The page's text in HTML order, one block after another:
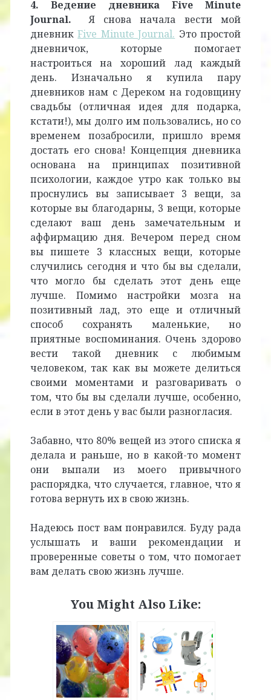
4. Ведение дневника Five Minute
Journal.Я снова
начала вести мой
дневникFive Minute Journal. Это простой
дневничок, которые помогает
настроиться на хороший лад каждый
день. Изначально я купила пару
дневников нам с Дереком на годовщину
свадьбы (отличная идея для подарка,
кстати!), мы долго им пользовались, но со
временем позабросили, пришло время
достать его снова! Концепция дневника
основана на принципах позитивной
психологии, каждое утро как только вы
проснулись вы записывает 3 вещи, за
которые вы благодарны, 3 вещи, которые
сделают ваш день замечательным и
аффирмацию дня. Вечером перед сном
вы пишете 3 классных вещи, которые
случились сегодня и что бы вы сделали,
что могло бы сделать этот день еще
лучше. Помимо настройки мозга на
позитивный лад, это еще и отличный
способ сохранять маленькие, но
приятные воспоминания. Очень здорово
вести такой дневник с любимым
человеком, так как вы можете делиться
своими моментами и разговаривать о
том, что бы вы сделали лучше, особенно,
если в этот день у вас были разногласия.
Забавно, что 80% вещей из этого списка я
делала и раньше, но в какой-то момент
они выпали из моего привычного
распорядка, что случается, главное, что я
готова вернуть их в свою жизнь.
Надеюсь пост вам понравился. Буду рада
услышать и ваши рекомендации и
проверенные советы о том, что помогает
вам делать свою жизнь лучше.
You Might Also Like: